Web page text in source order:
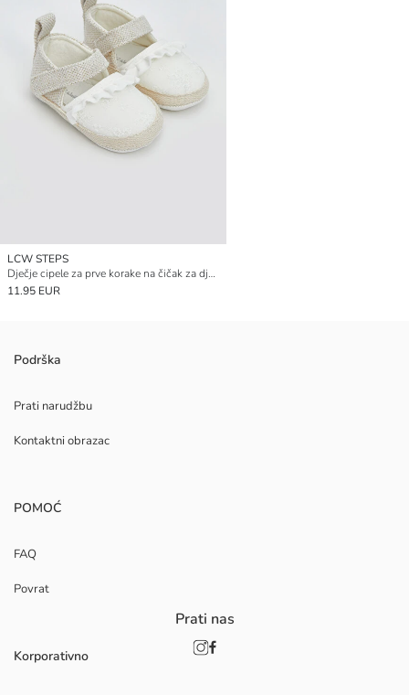
LCW STEPS
Dječje cipele za prve korake na čičak za djevojčice
11.95 EUR
Podrška
Prati narudžbu
Kontaktni obrazac
POMOĆ
FAQ
Povrat
Korporativno
Prati nas